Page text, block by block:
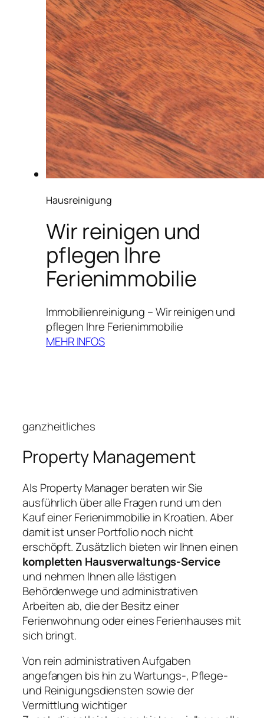
Hausreinigung
Wir reinigen und
pflegen Ihre
Ferienimmobilie
Immobilienreinigung – Wir reinigen und
pflegen Ihre Ferienimmobilie
MEHR INFOS
ganzheitliches
Property Management
Als Property Manager beraten wir Sie
ausführlich über alle Fragen rund um den
Kauf einer Ferienimmobilie in Kroatien. Aber
damit ist unser Portfolio noch nicht
erschöpft. Zusätzlich bieten wir Ihnen einen
kompletten Hausverwaltungs-Service
und nehmen Ihnen alle lästigen
Behördenwege und administrativen
Arbeiten ab, die der Besitz einer
Ferienwohnung oder eines Ferienhauses mit
sich bringt.
Von rein administrativen Aufgaben
angefangen bis hin zu Wartungs-, Pflege-
und Reinigungsdiensten sowie der
Vermittlung wichtiger